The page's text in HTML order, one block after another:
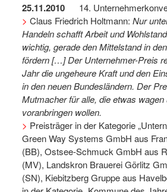
25.11.2010
14.
> Claus Friedrich Holtmann: Nur
Handeln schafft Arbeit und
wichtig, gerade den Mittelstand in
fördern […] Der Unternehmer-Preis
Jahr die ungeheure Kraft und den
in den neuen Bundesländern. Der
Mutmacher für alle, die etwas wagen
voranbringen wollen.
> Preisträger in der Kategorie
Green Way Systems GmbH aus
(BB), Ostsee-Schmuck GmbH aus
(MV), Landskron Brauerei Görlitz
(SN), Kiebitzberg Gruppe aus